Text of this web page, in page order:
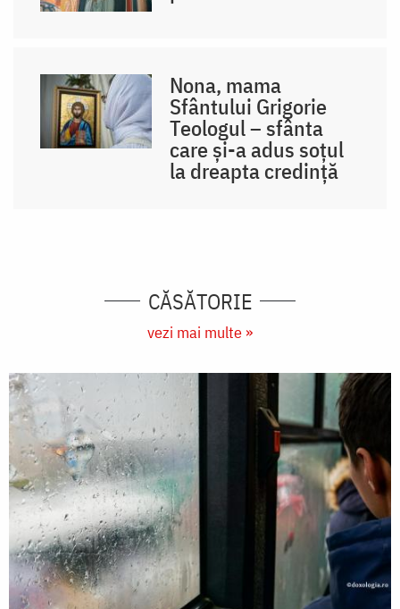
Nona, mama
Sfântului Grigorie
Teologul – sfânta
care și-a adus soțul
la dreapta credință
CĂSĂTORIE
vezi mai multe »